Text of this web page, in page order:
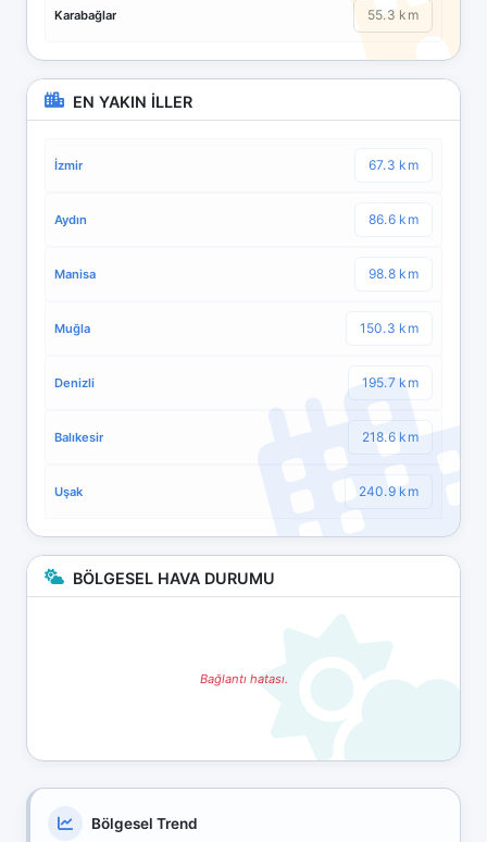
Karabağlar 55.3 km
EN YAKIN İLLER
İzmir 67.3 km
Aydın 86.6 km
Manisa 98.8 km
Muğla 150.3 km
Denizli 195.7 km
Balıkesir 218.6 km
Uşak 240.9 km
BÖLGESEL HAVA DURUMU
Bağlantı hatası.
Bölgesel Trend